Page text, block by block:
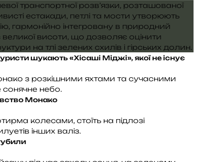
шукають «Хісаші Міджі», якої не існує
Монако